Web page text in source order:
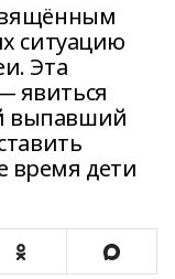
ситуацию
Эта
явиться
выпавший
время дети